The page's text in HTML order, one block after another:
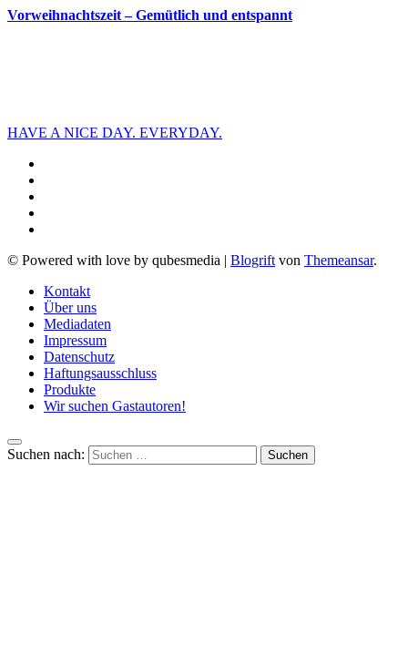
Vorweihnachtszeit – Gemütlich und entspannt
HAVE A NICE DAY. EVERYDAY.
© Powered with love by qubesmedia | Blogrift von Themeansar.
Kontakt
Über uns
Mediadaten
Impressum
Datenschutz
Haftungsausschluss
Produkte
Wir suchen Gastautoren!
Suchen nach: